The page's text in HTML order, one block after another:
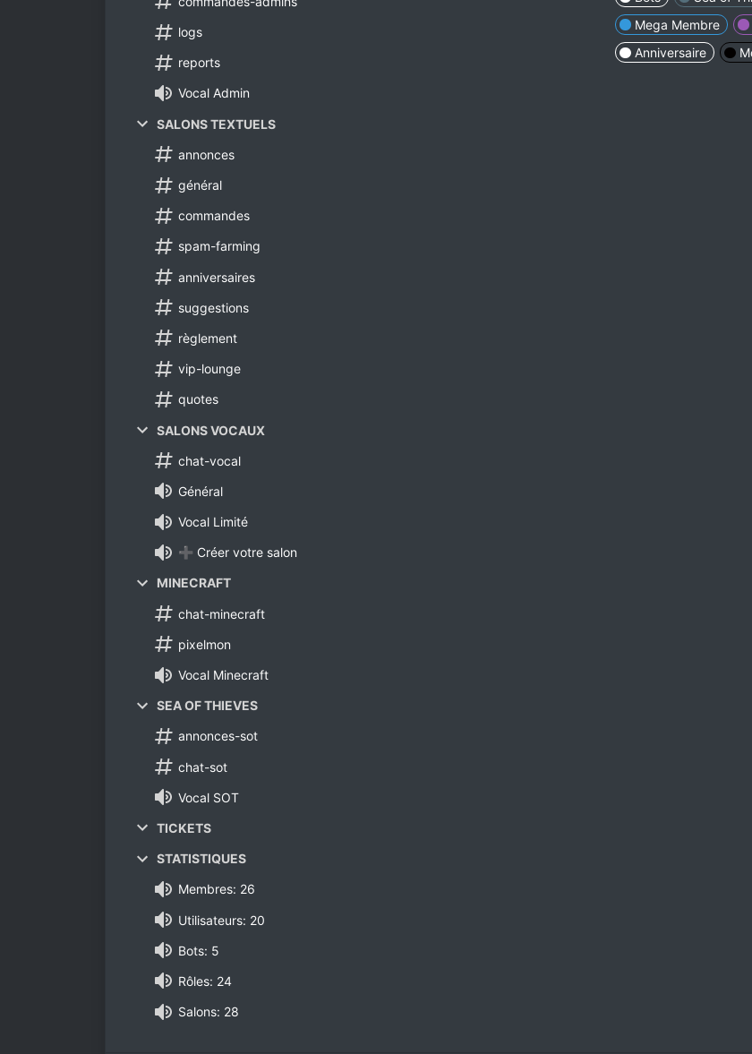
logs
reports
Vocal Admin
SALONS TEXTUELS
annonces
général
commandes
spam-farming
anniversaires
suggestions
règlement
vip-lounge
quotes
SALONS VOCAUX
chat-vocal
Général
Vocal Limité
➕ Créer votre salon
MINECRAFT
chat-minecraft
pixelmon
Vocal Minecraft
SEA OF THIEVES
annonces-sot
chat-sot
Vocal SOT
TICKETS
STATISTIQUES
Membres: 26
Utilisateurs: 20
Bots: 5
Rôles: 24
Salons: 28
Mega Membre
Anniversaire